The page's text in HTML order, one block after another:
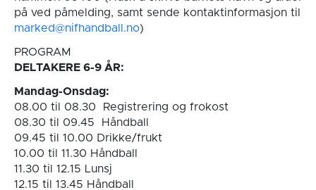
på ved påmelding, samt sende kontaktinformasjon til
marked@nifhandball.no)
PROGRAM
DELTAKERE 6-9 ÅR:
Mandag-Onsdag:
08.00 til 08.30 Registrering og frokost
08.30 til 09.45 Håndball
09.45 til 10.00 Drikke/frukt
10.00 til 11.30 Håndball
11.30 til 12.15 Lunsj
12.15 til 13.45 Håndball